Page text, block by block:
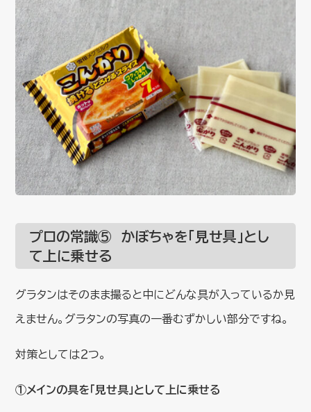
プロの常識⑤ かぼちゃを「見せ具」とし
て上に乗せる
グラタンはそのまま撮ると中にどんな具が入っているか見
えません。グラタンの写真の一番むずかしい部分ですね。
対策としては２つ。
①メインの具を「見せ具」として上に乗せる